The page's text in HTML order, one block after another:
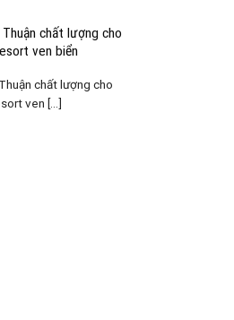
chất lượng cho
ven biển
chất lượng cho
ven [...]